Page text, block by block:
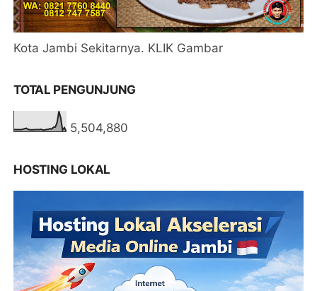
Kota Jambi Sekitarnya. KLIK Gambar
TOTAL PENGUNJUNG
5,504,880
HOSTING LOKAL